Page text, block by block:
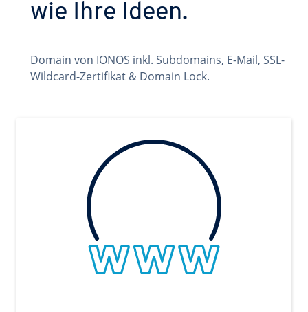
wie Ihre Ideen.
Domain von IONOS inkl. Subdomains, E-Mail, SSL-
Wildcard-Zertifikat & Domain Lock.